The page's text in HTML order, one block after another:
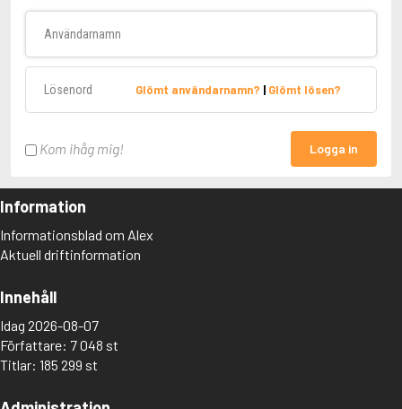
Glömt användarnamn? | Glömt lösen?
Kom ihåg mig! Logga in
Information
Informationsblad om Alex
Aktuell driftinformation
Innehåll
Idag 2026-08-07
Författare: 7 048 st
Titlar: 185 299 st